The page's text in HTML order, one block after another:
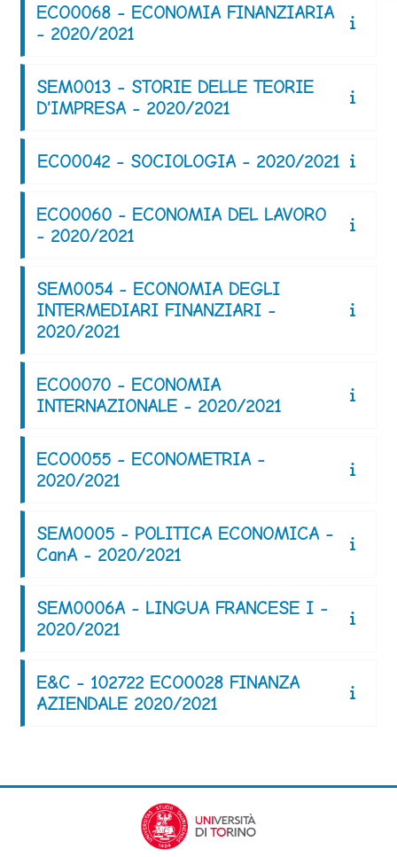
ECO0068 - ECONOMIA FINANZIARIA
- 2020/2021
SEM0013 - STORIE DELLE TEORIE
D'IMPRESA - 2020/2021
ECO0042 - SOCIOLOGIA - 2020/2021
ECO0060 - ECONOMIA DEL LAVORO
- 2020/2021
SEM0054 - ECONOMIA DEGLI
INTERMEDIARI FINANZIARI -
2020/2021
ECO0070 - ECONOMIA
INTERNAZIONALE - 2020/2021
ECO0055 - ECONOMETRIA -
2020/2021
SEM0005 - POLITICA ECONOMICA -
CanA - 2020/2021
SEM0006A - LINGUA FRANCESE I -
2020/2021
E&C - 102722 ECO0028 FINANZA
AZIENDALE 2020/2021